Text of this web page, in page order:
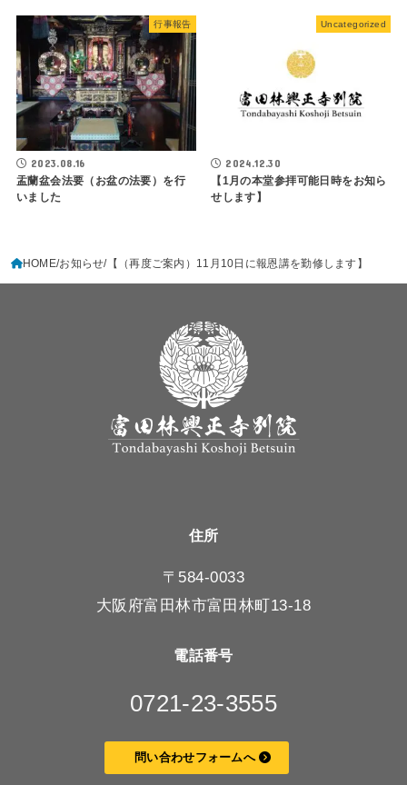
行事報告
2023.08.16
盂蘭盆会法要（お盆の法要）を行
いました
Uncategorized
2024.12.30
【1月の本堂参拝可能日時をお知ら
せします】
HOME お知らせ 【（再度ご案内）11月10日に報恩講を勤修します】
住所
〒584-0033
大阪府富田林市富田林町13-18
電話番号
0721-23-3555
問い合わせフォームへ